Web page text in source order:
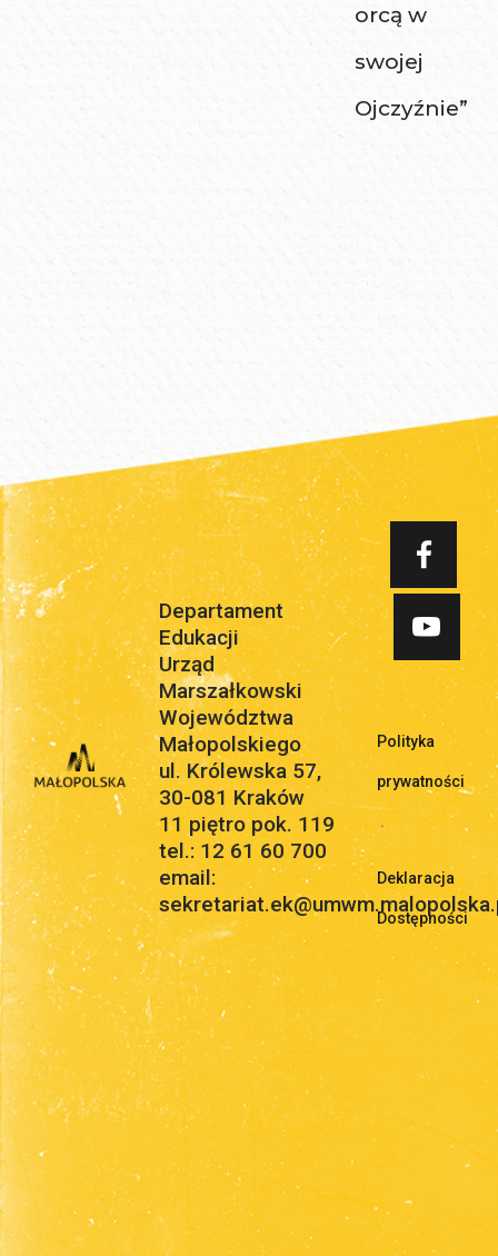
orcą w
swojej
Ojczyźnie”
Departament
Edukacji
Urząd
Marszałkowski
Województwa
Małopolskiego
ul. Królewska 57,
30-081 Kraków
11 piętro pok. 119
tel.: 12 61 60 700
email:
Polityka
prywatności
.
Deklaracja
Dostępności